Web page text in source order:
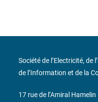
Société de l’Electricité, de
de l’Information et de la
17 rue de l’Amiral Hamelin